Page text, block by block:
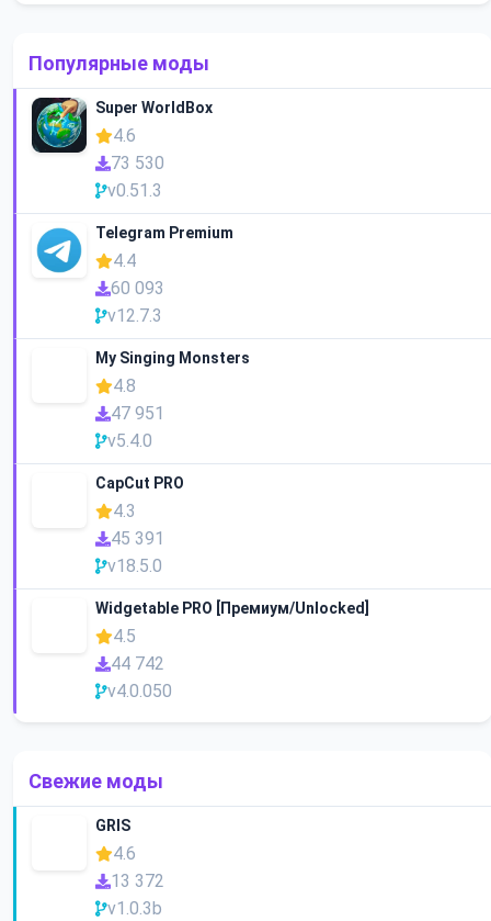
Популярные моды
Super WorldBox
4.6
73 530
v0.51.3
Telegram Premium
4.4
60 093
v12.7.3
My Singing Monsters
4.8
47 951
v5.4.0
CapCut PRO
4.3
45 391
v18.5.0
Widgetable PRO [Премиум/Unlocked]
4.5
44 742
v4.0.050
Свежие моды
GRIS
4.6
13 372
v1.0.3b